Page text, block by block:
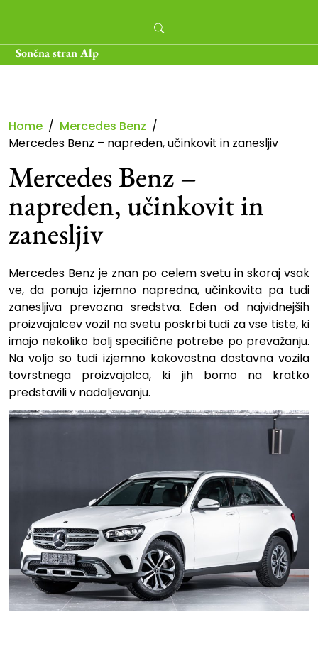
content
Sončna stran Alp
Home
Mercedes Benz
Mercedes Benz – napreden, učinkovit in zanesljiv
Mercedes Benz –
napreden, učinkovit in
zanesljiv
Mercedes Benz je znan po celem svetu in skoraj vsak
ve, da ponuja izjemno napredna, učinkovita pa tudi
zanesljiva prevozna sredstva. Eden od najvidnejših
proizvajalcev vozil na svetu poskrbi tudi za vse tiste, ki
imajo nekoliko bolj specifične potrebe po prevažanju.
Na voljo so tudi izjemno kakovostna dostavna vozila
tovrstnega proizvajalca, ki jih bomo na kratko
predstavili v nadaljevanju.